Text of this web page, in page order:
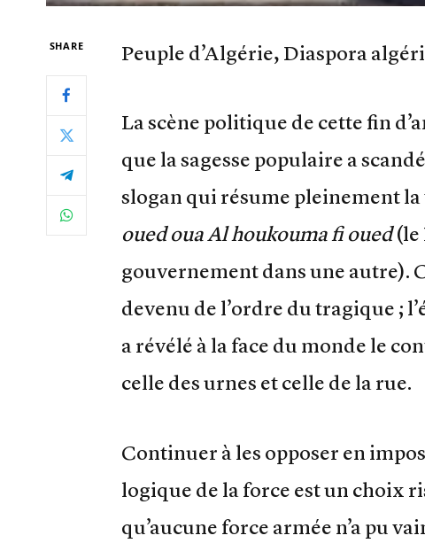
SHARE Peuple d’Algérie, Diaspora
La scène politique de cette fin
que la sagesse populaire a
slogan qui résume pleinement
oued oua Al houkouma fi oued(le
gouvernement dans une autre).
devenu de l’ordre du tragique ;
a révélé à la face du monde le
celle des urnes et celle de la rue.
Continuer à les opposer en
logique de la force est un choix
qu’aucune force armée n’a pu